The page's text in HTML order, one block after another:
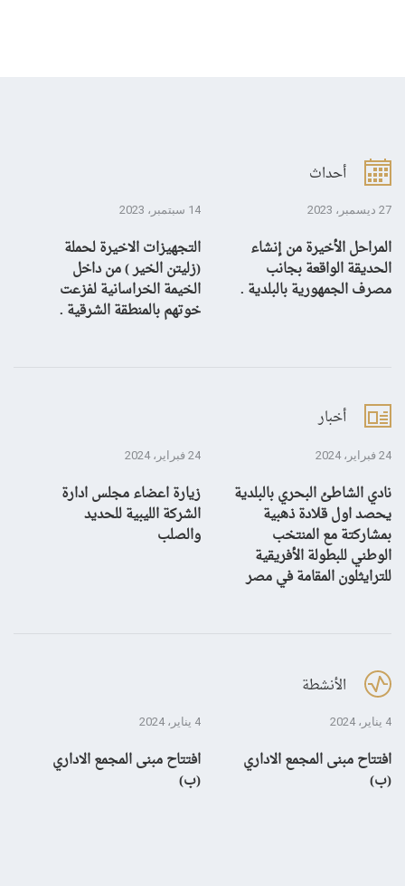
أحداث
27 ديسمبر، 2023
المراحل الأخيرة من إنشاء
الحديقة الواقعة بجانب
مصرف الجمهورية بالبلدية .
14 سبتمبر، 2023
التجهيزات الاخيرة لحملة
(زليتن الخير ) من داخل
الخيمة الخراسانية لفزعت
خوتهم بالمنطقة الشرقية .
أخبار
24 فبراير، 2024
نادي الشاطئ البحري بالبلدية
يحصد اول قلادة ذهبية
بمشاركتة مع المنتخب
الوطني للبطولة الأفريقية
للترايثلون المقامة في مصر
24 فبراير، 2024
زيارة اعضاء مجلس ادارة
الشركة الليبية للحديد
والصلب
الأنشطة
4 يناير، 2024
افتتاح مبنى المجمع الاداري
(ب)
4 يناير، 2024
افتتاح مبنى المجمع الاداري
(ب)